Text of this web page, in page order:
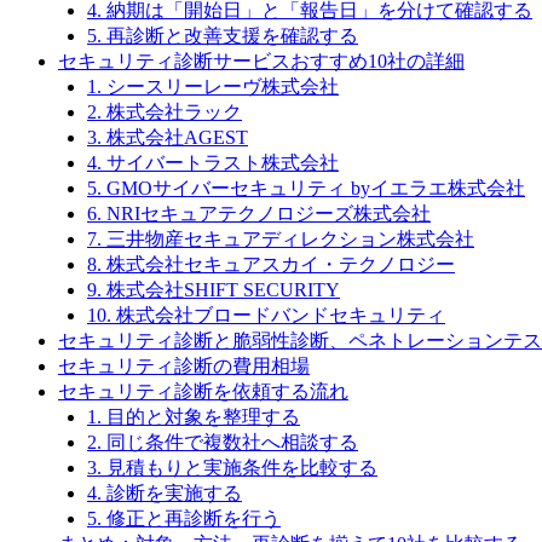
4. 納期は「開始日」と「報告日」を分けて確認する
5. 再診断と改善支援を確認する
セキュリティ診断サービスおすすめ10社の詳細
1. シースリーレーヴ株式会社
2. 株式会社ラック
3. 株式会社AGEST
4. サイバートラスト株式会社
5. GMOサイバーセキュリティ byイエラエ株式会社
6. NRIセキュアテクノロジーズ株式会社
7. 三井物産セキュアディレクション株式会社
8. 株式会社セキュアスカイ・テクノロジー
9. 株式会社SHIFT SECURITY
10. 株式会社ブロードバンドセキュリティ
セキュリティ診断と脆弱性診断、ペネトレーションテ
セキュリティ診断の費用相場
セキュリティ診断を依頼する流れ
1. 目的と対象を整理する
2. 同じ条件で複数社へ相談する
3. 見積もりと実施条件を比較する
4. 診断を実施する
5. 修正と再診断を行う